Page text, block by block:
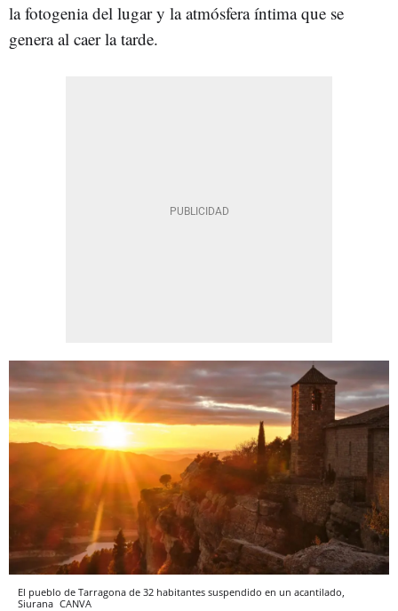
la fotogenia del lugar y la atmósfera íntima que se
genera al caer la tarde.
El pueblo de Tarragona de 32 habitantes suspendido en un acantilado,
Siurana CANVA